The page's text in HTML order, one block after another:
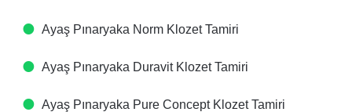
Ayaş Pınaryaka Norm Klozet Tamiri
Ayaş Pınaryaka Duravit Klozet Tamiri
Ayaş Pınaryaka Pure Concept Klozet Tamiri